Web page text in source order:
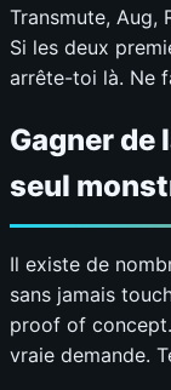
Transmute, Aug,
Si les deux
arrête-toi là. Ne
Gagner de
seul
Il existe de
sans jamais
proof of
vraie demande.